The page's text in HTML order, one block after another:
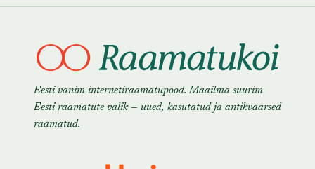
Eesti vanim internetiraamatupood. Maailma suurim
Eesti raamatute valik — uued, kasutatud ja antikvaarsed
raamatud.